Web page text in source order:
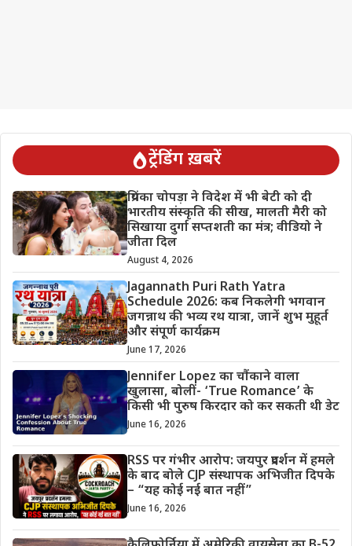
ट्रेंडिंग ख़बरें
प्रियंका चोपड़ा ने विदेश में भी बेटी को दी
भारतीय संस्कृति की सीख, मालती मैरी को
सिखाया दुर्गा सप्तशती का मंत्र; वीडियो ने
जीता दिल
August 4, 2026
Jagannath Puri Rath Yatra
Schedule 2026: कब निकलेगी भगवान
जगन्नाथ की भव्य रथ यात्रा, जानें शुभ मुहूर्त
और संपूर्ण कार्यक्रम
June 17, 2026
Jennifer Lopez का चौंकाने वाला
खुलासा, बोलीं- ‘True Romance’ के
किसी भी पुरुष किरदार को कर सकती थी डेट
June 16, 2026
RSS पर गंभीर आरोप: जयपुर प्रदर्शन में हमले
के बाद बोले CJP संस्थापक अभिजीत दिपके
– “यह कोई नई बात नहीं”
June 16, 2026